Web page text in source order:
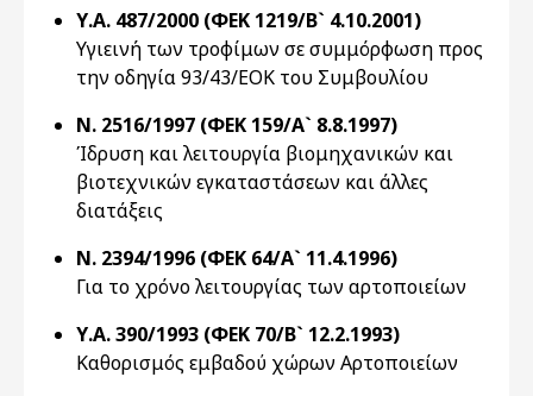
Υ.Α. 487/2000 (ΦΕΚ 1219/Β` 4.10.2001)
Υγιεινή των τροφίμων σε συμμόρφωση προς
την οδηγία 93/43/ΕΟΚ του Συμβουλίου
Ν. 2516/1997 (ΦΕΚ 159/Α` 8.8.1997)
Ίδρυση και λειτουργία βιομηχανικών και
βιοτεχνικών εγκαταστάσεων και άλλες
διατάξεις
Ν. 2394/1996 (ΦΕΚ 64/Α` 11.4.1996)
Για το χρόνο λειτουργίας των αρτοποιείων
Υ.Α. 390/1993 (ΦΕΚ 70/Β` 12.2.1993)
Καθορισμός εμβαδού χώρων Αρτοποιείων